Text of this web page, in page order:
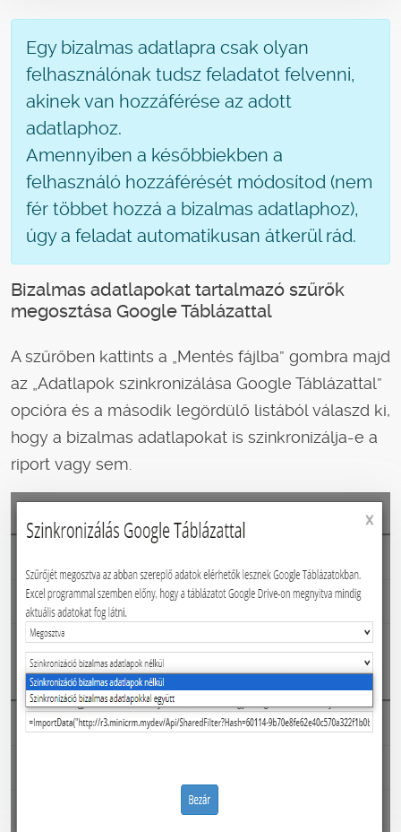
Egy bizalmas adatlapra csak olyan
felhasználónak tudsz feladatot felvenni,
akinek van hozzáférése az adott
adatlaphoz.
Amennyiben a későbbiekben a
felhasználó hozzáférését módosítod (nem
fér többet hozzá a bizalmas adatlaphoz),
úgy a feladat automatikusan átkerül rád.
Bizalmas adatlapokat tartalmazó szűrők
megosztása Google Táblázattal
A szűrőben kattints a „Mentés fájlba” gombra majd
az „Adatlapok szinkronizálása Google Táblázattal”
opcióra és a második legördülő listából válaszd ki,
hogy a bizalmas adatlapokat is szinkronizálja-e a
riport vagy sem.